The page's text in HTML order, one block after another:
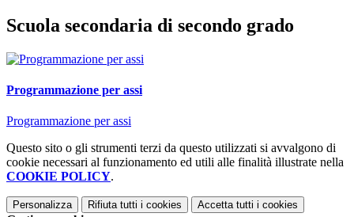
Scuola secondaria di secondo grado
Programmazione per assi
Programmazione per assi
Questo sito o gli strumenti terzi da questo utilizzati si avvalgono di
cookie necessari al funzionamento ed utili alle finalità illustrate nella
COOKIE POLICY.
Personalizza Rifiuta tutti i cookies Accetta tutti i cookies